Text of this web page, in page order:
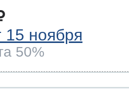
15 ноября
50%